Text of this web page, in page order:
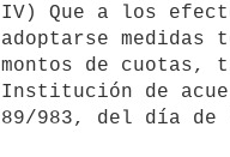
IV) Que a los
adoptarse
montos de cuotas,
Institución de
89/983, del día de